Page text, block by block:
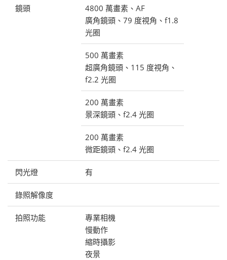
鏡頭
4800 萬畫素、AF
廣角鏡頭、79 度視角、f1.8
光圈
500 萬畫素
超廣角鏡頭、115 度視角、
f2.2 光圈
200 萬畫素
景深鏡頭、f2.4 光圈
200 萬畫素
微距鏡頭、f2.4 光圈
閃光燈 有
錄照解像度
拍照功能
專業相機
慢動作
縮時攝影
夜景